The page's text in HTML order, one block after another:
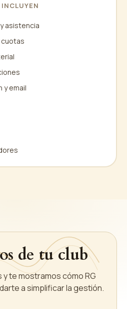
asistencia
y email
de tu club
te mostramos cómo RG
a simplificar la gestión.